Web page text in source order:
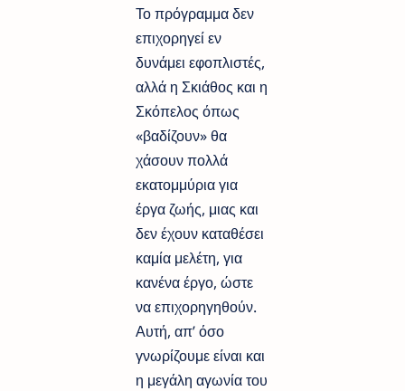
Το πρόγραμμα δεν
επιχορηγεί εν
δυνάμει εφοπλιστές,
αλλά η Σκιάθος και η
Σκόπελος όπως
«βαδίζουν» θα
χάσουν πολλά
εκατομμύρια για
έργα ζωής, μιας και
δεν έχουν καταθέσει
καμία μελέτη, για
κανένα έργο, ώστε
να επιχορηγηθούν.
Αυτή, απ’ όσο
γνωρίζουμε είναι και
η μεγάλη αγωνία του